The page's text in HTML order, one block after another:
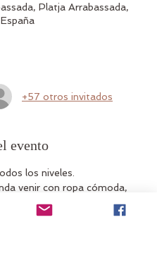
Platja Arrabassada,
+57 otros invitados
evento
los niveles.
venir con ropa cómoda,
práctica de Yoga y si lo